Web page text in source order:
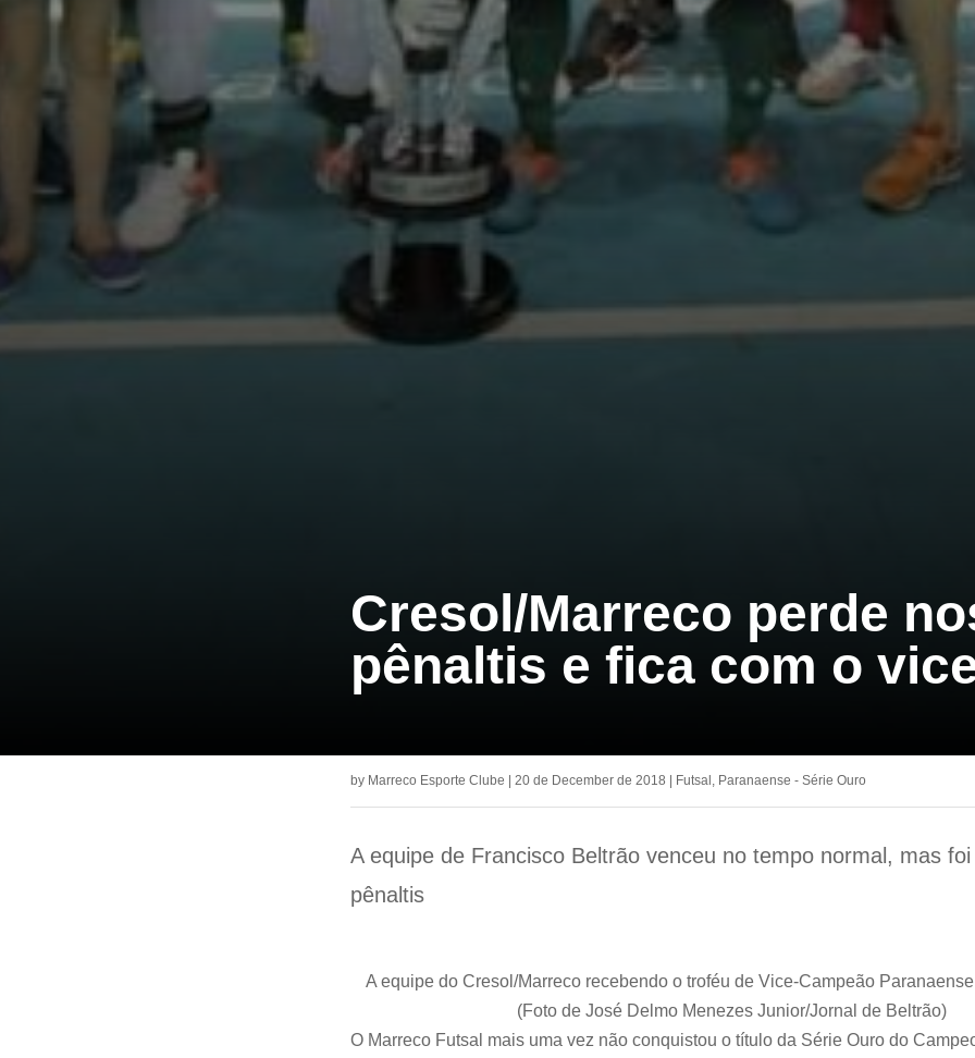
Cresol/Marreco perde
pênaltis e fica com o
by Marreco Esporte Clube | 20 de December de 2018 | Futsal Paranaense - Série Ouro
A equipe de Francisco Beltrão venceu no tempo normal, mas
pênaltis
A equipe do Cresol/Marreco recebendo o troféu de Vice-Campeão
(Foto de José Delmo Menezes Junior/Jornal de Beltrão)
O Marreco Futsal mais uma vez não conquistou o título da Série Ouro do